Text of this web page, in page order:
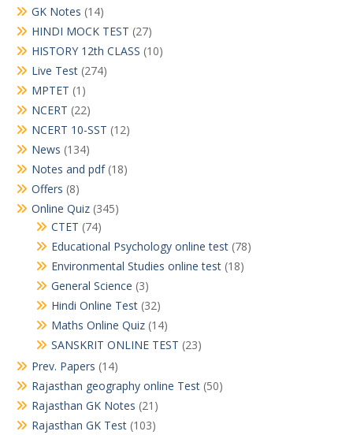
GK Notes (14)
HINDI MOCK TEST (27)
HISTORY 12th CLASS (10)
Live Test (274)
MPTET (1)
NCERT (22)
NCERT 10-SST (12)
News (134)
Notes and pdf(18)
Offers (8)
Online Quiz (345)
CTET (74)
Educational Psychology online test (78)
Environmental Studies online test (18)
General Science (3)
Hindi Online Test (32)
Maths Online Quiz (14)
SANSKRIT ONLINE TEST (23)
Prev. Papers (14)
Rajasthan geography online Test (50)
Rajasthan GK Notes (21)
Rajasthan GK Test (103)